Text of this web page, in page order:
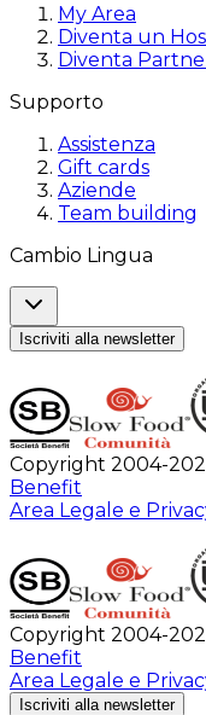
My Area
Diventa un
Diventa
Supporto
Assistenza
Gift cards
Aziende
Team building
Cambio Lingua
Iscriviti alla newsletter
Copyright 2004-
Benefit
Area Legale e
Copyright 2004-
Benefit
Area Legale e
Iscriviti alla newsletter